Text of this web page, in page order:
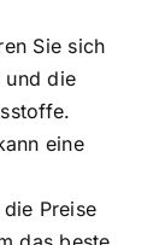
Sie sich
und die
eine
Preise